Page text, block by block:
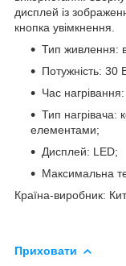
дисплей із
кнопка увімкнення.
Тип живлення:
Потужність: 30
Час
Тип нагрівача:
елементами;
Дисплей: LED;
Максимальна
Країна-виробник:
Приховати